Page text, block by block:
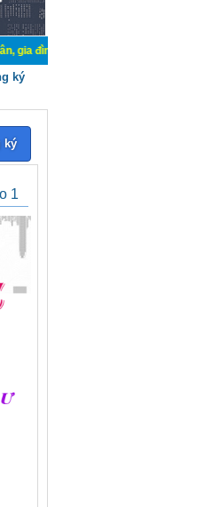
Mua bán, ký gửi, cho thuê thiết bị
ký
ký
1